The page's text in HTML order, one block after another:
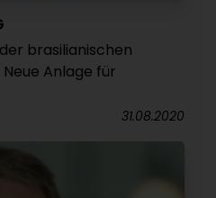
brasilianischen
Anlage für
31.08.2020